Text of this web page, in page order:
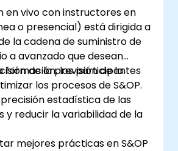
en vivo con instructores en
o presencial) está dirigida a
la cadena de suministro de
a avanzado que desean
de la previsión de la
los procesos de S&OP.
formación, los participantes
estadística de las
y reducir la variabilidad de la
mejores prácticas en S&OP